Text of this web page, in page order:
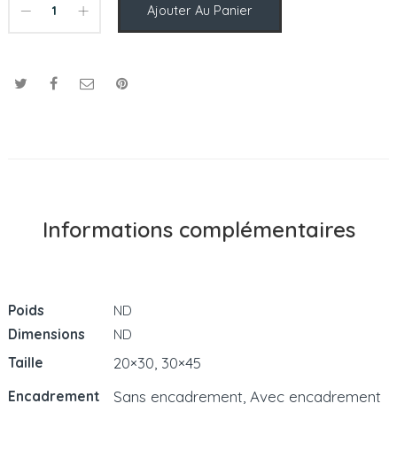
Ajouter Au Panier
Informations complémentaires
Poids
ND
Dimensions
ND
Taille
20×30, 30×45
Encadrement Sans encadrement, Avec encadrement